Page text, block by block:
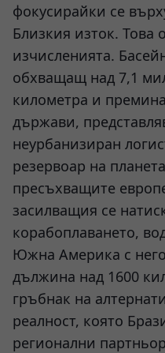
фокусирайки се
Близкия изток. Това
изчисленията.
обхващащ над 7,1
километра и
държави,
неурбанизиран
резервоар на
пресъхващите
засилващия се
корабоплаването,
Южна Америка с
дължина над 1600
гръбнак на
реалност, която
регионални